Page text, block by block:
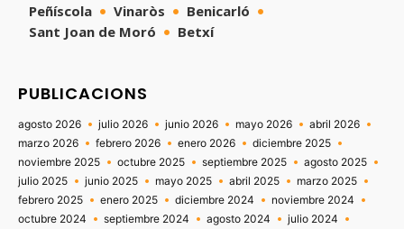
Peñíscola
Vinaròs
Benicarló
Sant Joan de Moró
Betxí
PUBLICACIONS
agosto 2026 julio 2026 junio 2026 mayo 2026
abril 2026
marzo 2026
febrero 2026 enero 2026
diciembre 2025
noviembre 2025
octubre 2025 septiembre 2025
agosto 2025
julio 2025
junio 2025 mayo 2025 abril 2025
marzo 2025
febrero 2025
enero 2025 diciembre 2024
noviembre 2024
octubre 2024
septiembre 2024 agosto 2024
julio 2024